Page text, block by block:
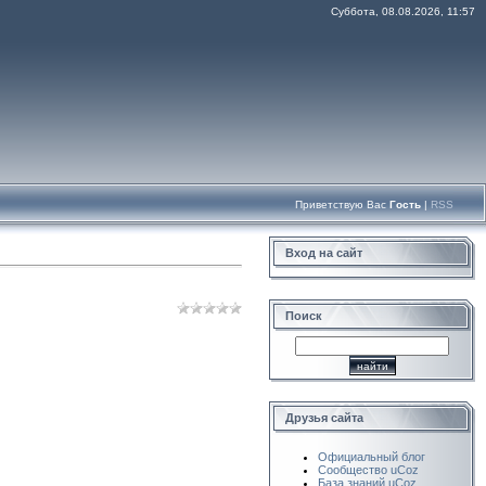
Суббота, 08.08.2026, 11:57
Приветствую Вас Гость | RSS
Вход на сайт
Поиск
Друзья сайта
Официальный блог
Сообщество uCoz
База знаний uCoz